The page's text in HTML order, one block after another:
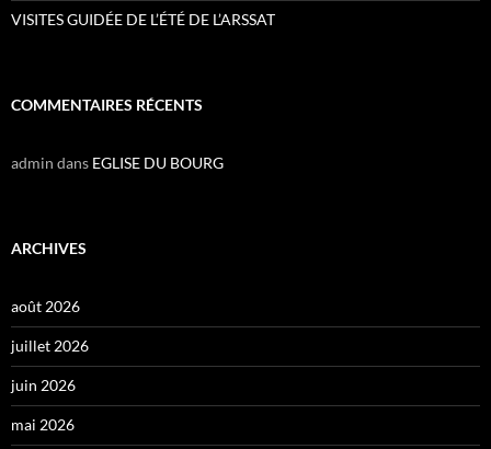
VISITES GUIDÉE DE L’ÉTÉ DE L’ARSSAT
COMMENTAIRES RÉCENTS
admin dans EGLISE DU BOURG
ARCHIVES
août 2026
juillet 2026
juin 2026
mai 2026